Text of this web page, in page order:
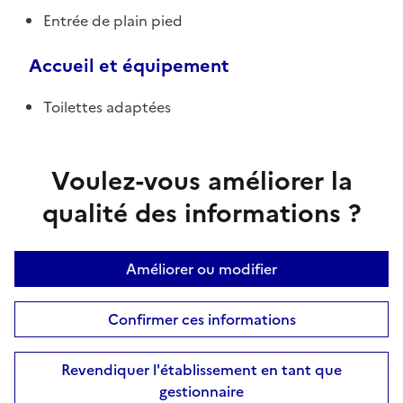
Entrée de plain pied
Accueil et équipement
Toilettes adaptées
Voulez-vous améliorer la
qualité des informations ?
Améliorer ou modifier
Confirmer ces informations
Revendiquer l'établissement en tant que
gestionnaire